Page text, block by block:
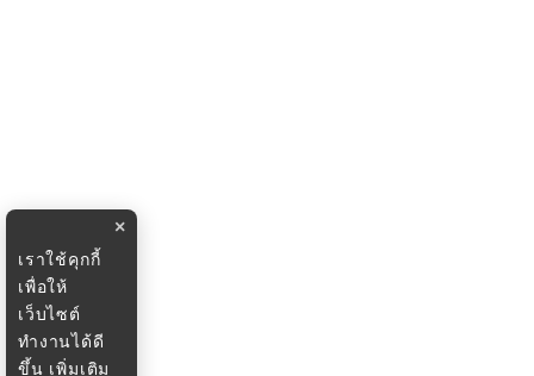
×
เราใช้คุกกี้
เพื่อให้
เว็บไซต์
ทำงานได้ดี
ขึ้น เพิ่มเติม